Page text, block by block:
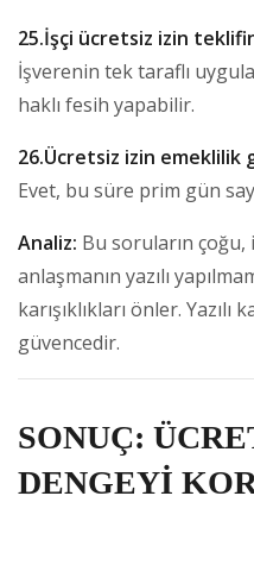
25.İşçi ücretsiz izin
İşverenin tek taraflı
haklı fesih yapabilir.
26.Ücretsiz izin emeklilik
Evet, bu süre prim gün
Analiz: Bu soruların çoğu,
anlaşmanın yazılı
karışıklıkları önler.
güvencedir.
SONUÇ:
DENGEYİ